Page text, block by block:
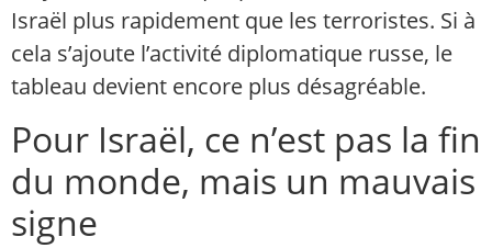
Israël plus rapidement que les terroristes. Si à
cela s’ajoute l’activité diplomatique russe, le
tableau devient encore plus désagréable.
Pour Israël, ce n’est pas la fin
du monde, mais un mauvais
signe